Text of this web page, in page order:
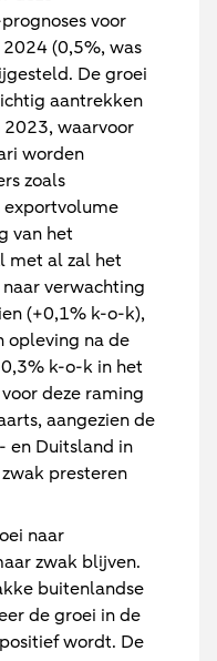
voor
(0,5%, was
De groei
aantrekken
waarvoor
worden
zoals
van het
met al zal het
verwachting
(+0,1% k-o-k),
opleving na de
k-o-k in het
deze raming
aangezien de
en Duitsland in
presteren
naar
zwak blijven.
buitenlandse
de groei in de
wordt. De